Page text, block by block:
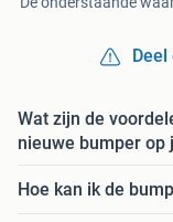
Wat zijn de
nieuwe bumper op
Hoe kan ik de